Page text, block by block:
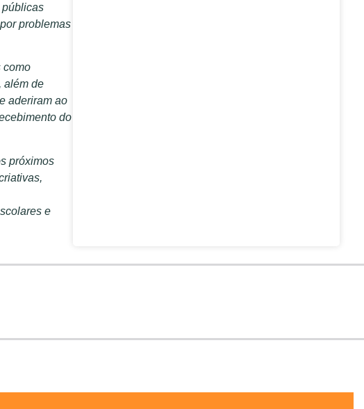
públicas
problemas
como
além de
aderiram ao
do
próximos
e